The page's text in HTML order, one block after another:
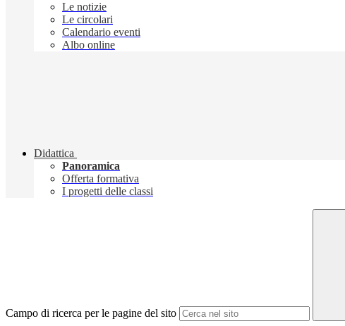
Le notizie
Le circolari
Calendario eventi
Albo online
Didattica
Panoramica
Offerta formativa
I progetti delle classi
Campo di ricerca per le pagine del sito